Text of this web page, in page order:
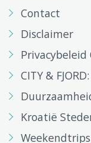
Contact
Disclaimer
CITY &
Kroatië